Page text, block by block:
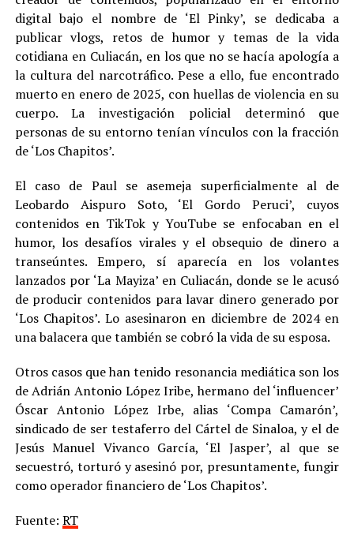
digital bajo el nombre de ‘El Pinky’, se dedicaba a
publicar vlogs, retos de humor y temas de la vida
cotidiana en Culiacán, en los que no se hacía apología a
la cultura del narcotráfico. Pese a ello, fue encontrado
muerto en enero de 2025, con huellas de violencia en su
cuerpo. La investigación policial determinó que
personas de su entorno tenían vínculos con la fracción
de ‘Los Chapitos’.
El caso de Paul se asemeja superficialmente al de
Leobardo Aispuro Soto, ‘El Gordo Peruci’, cuyos
contenidos en TikTok y YouTube se enfocaban en el
humor, los desafíos virales y el obsequio de dinero a
transeúntes. Empero, sí aparecía en los volantes
lanzados por ‘La Mayiza’ en Culiacán, donde se le acusó
de producir contenidos para lavar dinero generado por
‘Los Chapitos’. Lo asesinaron en diciembre de 2024 en
una balacera que también se cobró la vida de su esposa.
Otros casos que han tenido resonancia mediática son los
de Adrián Antonio López Iribe, hermano del ‘influencer’
Óscar Antonio López Irbe, alias ‘Compa Camarón’,
sindicado de ser testaferro del Cártel de Sinaloa, y el de
Jesús Manuel Vivanco García, ‘El Jasper’, al que se
secuestró, torturó y asesinó por, presuntamente, fungir
como operador financiero de ‘Los Chapitos’.
Fuente: RT